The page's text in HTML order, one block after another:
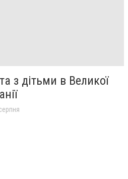
з дітьми в Великої